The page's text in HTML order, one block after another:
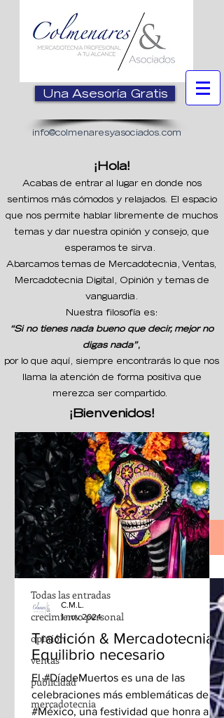
Una Asesoría Gratis
info@colmenaresyasociados.com
¡Hola!
Acabas de entrar al lugar en donde nos
sentimos más cómodos y relajados. El espacio
que nos permite hablar libremente de muchos
temas y dar nuestra opinión y consejo, que
esperamos te sirva.
Abarcamos temas de Mercadotecnia, Ventas,
Mercadotecnia Digital, Opinión y temas de
vanguardia.
Nuestra filosofía es:
“Si no tienes nada bueno que decir, mejor no
digas nada”,
por lo que aquí, siempre encontrarás lo que nos
llama la atención de forma positiva que
merezca ser compartido.
¡Bienvenidos!
Nuestro Espacio
Todas las entradas
crecimiento personal
opinión
ventas
publicidad
mercadotecnia
Todas las entradas
Tradición & Mercadotecnia:
Equilibrio necesario
El #DíadeMuertos es una de las
celebraciones más emblemáticas de
#México, una festividad que honra a los
C.M.L.
1 nov 2024